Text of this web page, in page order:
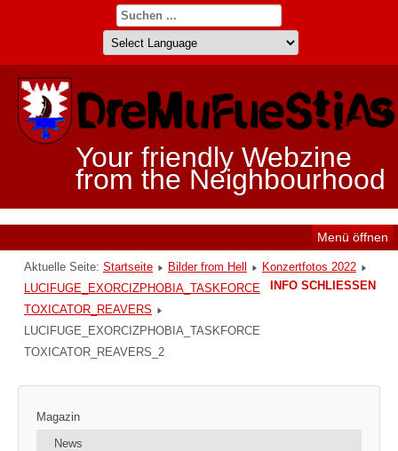
Your friendly Webzine
from the Neighbourhood
Menü öffnen
Aktuelle Seite: Startseite Bilder from Hell
Konzertfotos 2022
LUCIFUGE_EXORCIZPHOBIA_TASKFORCE
TOXICATOR_REAVERS
LUCIFUGE_EXORCIZPHOBIA_TASKFORCE
TOXICATOR_REAVERS_2
Magazin
News
INFO SCHLIESSEN